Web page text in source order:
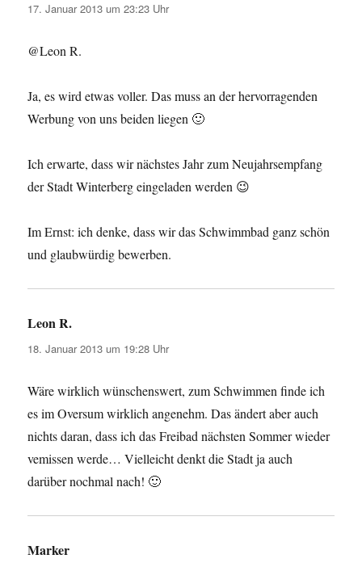
17. Januar 2013 um 23:23 Uhr
@Leon R.
Ja, es wird etwas voller. Das muss an der hervorragenden
Werbung von uns beiden liegen 🙂
Ich erwarte, dass wir nächstes Jahr zum Neujahrsempfang
der Stadt Winterberg eingeladen werden 😉
Im Ernst: ich denke, dass wir das Schwimmbad ganz schön
und glaubwürdig bewerben.
Leon R.
18. Januar 2013 um 19:28 Uhr
Wäre wirklich wünschenswert, zum Schwimmen finde ich
es im Oversum wirklich angenehm. Das ändert aber auch
nichts daran, dass ich das Freibad nächsten Sommer wieder
vemissen werde… Vielleicht denkt die Stadt ja auch
darüber nochmal nach! 🙂
Marker